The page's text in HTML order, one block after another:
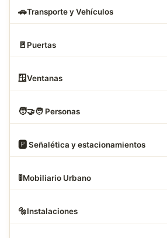
🚗Transporte y Vehículos
🚪 Puertas
🪟Ventanas
🧑‍🤝‍🧑 Personas
🅿️ Señalética y estacionamientos
🚦Mobiliario Urbano
🔩Instalaciones